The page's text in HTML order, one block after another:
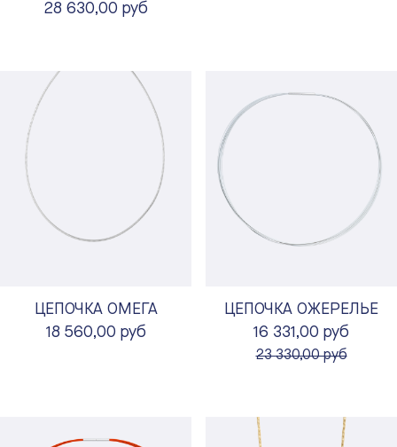
28 630,00 руб
ЦЕПОЧКА ОМЕГА
18 560,00 руб
ЦЕПОЧКА ОЖЕРЕЛЬЕ
16 331,00 руб
вместо
23 330,00 руб